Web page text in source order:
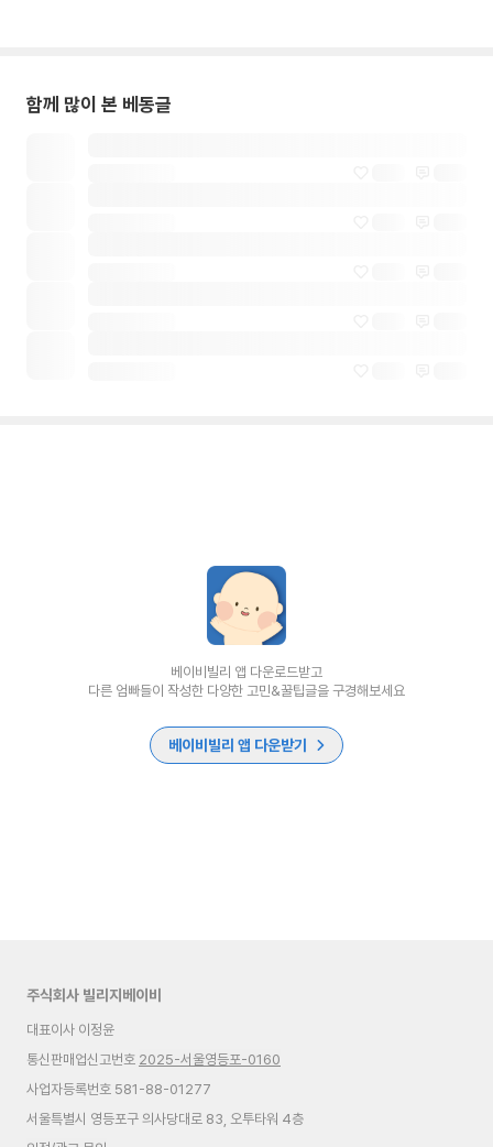
함께 많이 본 베동글
베이비빌리 앱 다운로드받고
다른 엄빠들이 작성한 다양한 고민&꿀팁글을 구경해보세요
베이비빌리 앱 다운받기
주식회사 빌리지베이비
대표이사 이정윤
통신판매업신고번호 2025-서울영등포-0160
사업자등록번호 581-88-01277
서울특별시 영등포구 의사당대로 83, 오투타워 4층